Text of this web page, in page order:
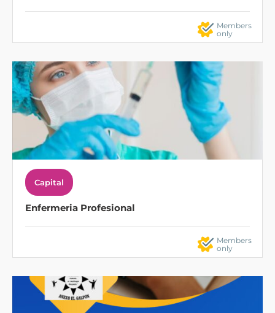
Members
only
Capital
Enfermeria Profesional
Members
only